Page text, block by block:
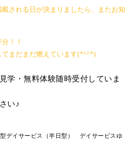
される日が決まりましたら、またお知
！！
てまだまだ燃えています(*^^*)
学・無料体験随時受付していま
い♪
サービス（半日型） デイサービスゆ